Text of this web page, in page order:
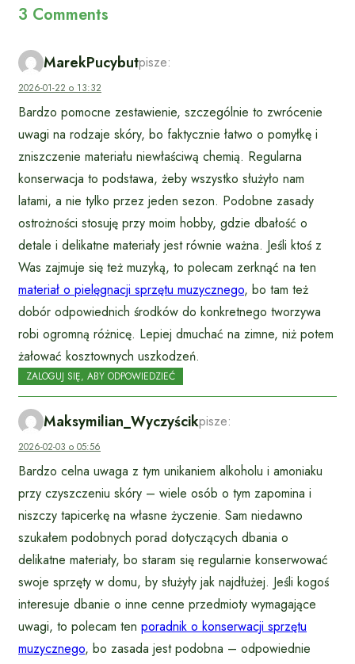
3 Comments
MarekPucybutpisze:
2026-01-22 o 13:32
Bardzo pomocne zestawienie, szczególnie to zwrócenie
uwagi na rodzaje skóry, bo faktycznie łatwo o pomyłkę i
zniszczenie materiału niewłaściwą chemią. Regularna
konserwacja to podstawa, żeby wszystko służyło nam
latami, a nie tylko przez jeden sezon. Podobne zasady
ostrożności stosuję przy moim hobby, gdzie dbałość o
detale i delikatne materiały jest równie ważna. Jeśli ktoś z
Was zajmuje się też muzyką, to polecam zerknąć na ten
materiał o pielęgnacji sprzętu muzycznego, bo tam też
dobór odpowiednich środków do konkretnego tworzywa
robi ogromną różnicę. Lepiej dmuchać na zimne, niż potem
żałować kosztownych uszkodzeń.
ZALOGUJ SIĘ, ABY ODPOWIEDZIEĆ
Maksymilian_Wyczyścikpisze:
2026-02-03 o 05:56
Bardzo celna uwaga z tym unikaniem alkoholu i amoniaku
przy czyszczeniu skóry – wiele osób o tym zapomina i
niszczy tapicerkę na własne życzenie. Sam niedawno
szukałem podobnych porad dotyczących dbania o
delikatne materiały, bo staram się regularnie konserwować
swoje sprzęty w domu, by służyły jak najdłużej. Jeśli kogoś
interesuje dbanie o inne cenne przedmioty wymagające
uwagi, to polecam ten poradnik o konserwacji sprzętu
muzycznego, bo zasada jest podobna – odpowiednie